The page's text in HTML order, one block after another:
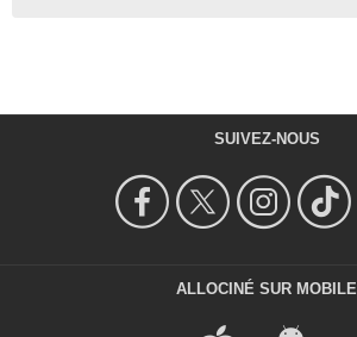
SUIVEZ-NOUS
ALLOCINÉ SUR MOBILE